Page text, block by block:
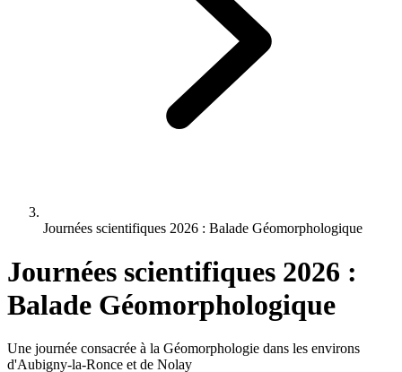
Journées scientifiques 2026 : Balade Géomorphologique
Journées scientifiques 2026 :
Balade Géomorphologique
Une journée consacrée à la Géomorphologie dans les environs
d'Aubigny-la-Ronce et de Nolay